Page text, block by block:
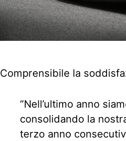
Comprensibile la
“Nell’ultimo anno
consolidando la
terzo anno